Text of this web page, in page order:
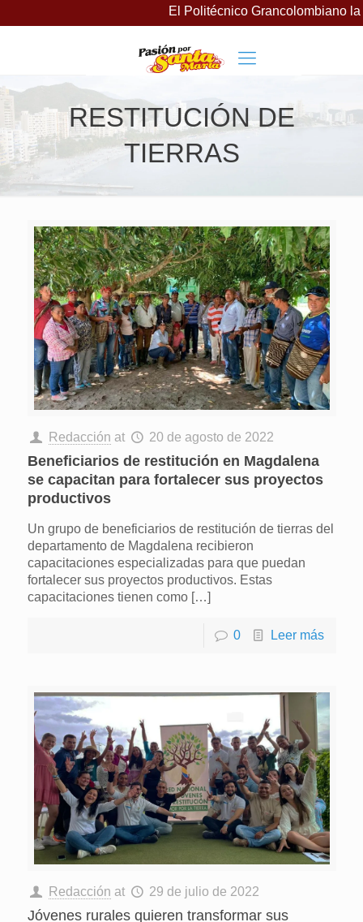
El Politécnico Grancolombiano
RESTITUCIÓN DE
TIERRAS
Redacción at 20 de agosto de 2022
Beneficiarios de restitución en Magdalena
se capacitan para fortalecer sus proyectos
productivos
Un grupo de beneficiarios de restitución de tierras del
departamento de Magdalena recibieron
capacitaciones especializadas para que puedan
fortalecer sus proyectos productivos. Estas
capacitaciones tienen como[…]
0 Leer más
Redacción at 29 de julio de 2022
Jóvenes rurales quieren transformar sus